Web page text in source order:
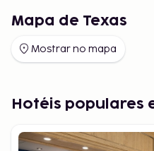
Mapa de Texas
Mostrar no mapa
Hotéis populares